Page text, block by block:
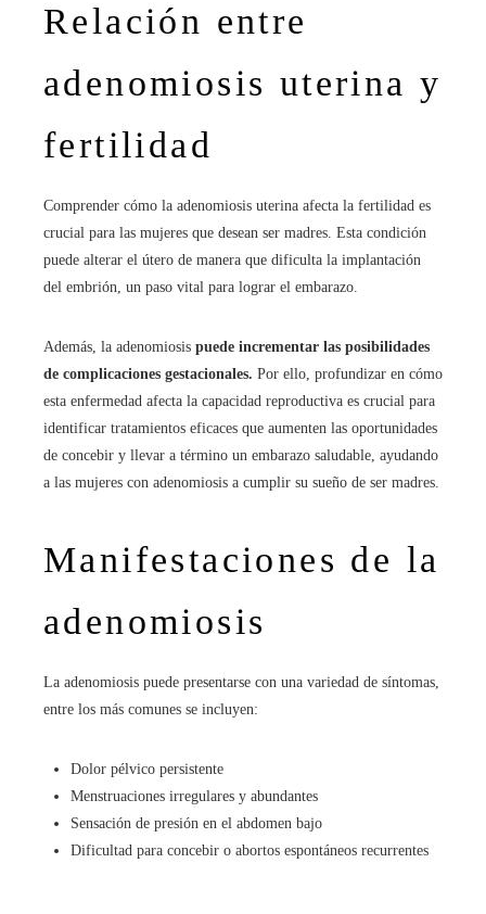
Relación entre
adenomiosis uterina y
fertilidad
Comprender cómo la adenomiosis uterina afecta la fertilidad es
crucial para las mujeres que desean ser madres. Esta condición
puede alterar el útero de manera que dificulta la implantación
del embrión, un paso vital para lograr el embarazo.
Además, la adenomiosis puede incrementar las posibilidades
de complicaciones gestacionales. Por ello, profundizar en cómo
esta enfermedad afecta la capacidad reproductiva es crucial para
identificar tratamientos eficaces que aumenten las oportunidades
de concebir y llevar a término un embarazo saludable, ayudando
a las mujeres con adenomiosis a cumplir su sueño de ser madres.
Manifestaciones de la
adenomiosis
La adenomiosis puede presentarse con una variedad de síntomas,
entre los más comunes se incluyen:
Dolor pélvico persistente
Menstruaciones irregulares y abundantes
Sensación de presión en el abdomen bajo
Dificultad para concebir o abortos espontáneos recurrentes